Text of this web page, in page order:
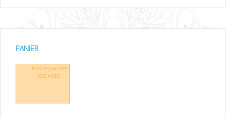
PANIER
Votre panier
est vide.